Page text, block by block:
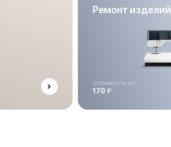
Ремонт изделий
стоимость от
170 й